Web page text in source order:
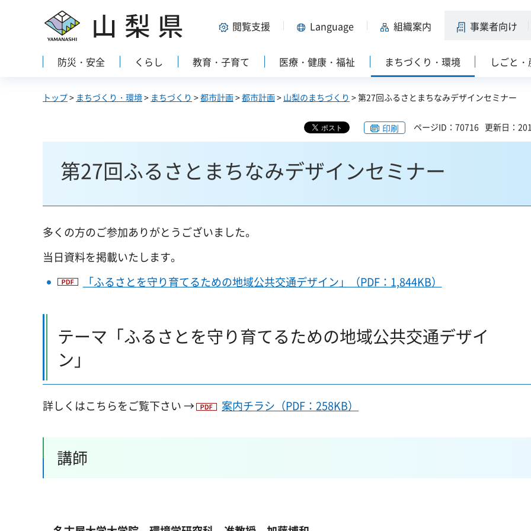
山梨県 閲覧支援 Language 組織案内 事業者向け
防災・安全 くらし 教育・子育て 医療・健康・福祉 まちづくり・環境 しごと
トップ> まちづくり・環境> まちづくり >都市計画>都市計画> 山梨のまちづくり > 第27回ふるさとまちなみデザインセミナー
印刷 ページID：70716 更新日：
第27回ふるさとまちなみデザインセミナー
多くの方のご参加ありがとうございました。
当日資料を掲載いたします。
「ふるさとを守り育てるための地域公共交通デザイン」（PDF：1,844KB）
テーマ「ふるさとを守り育てるための地域公共交通デザイ
ン
詳しくはこちらをご覧下さい → 案内チラシ（PDF：258KB）
講師